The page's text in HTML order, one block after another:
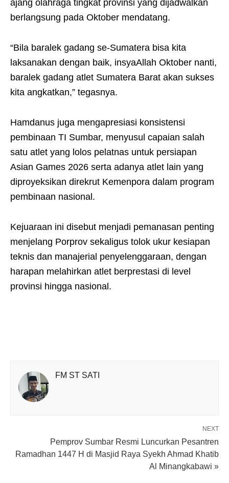
ajang olahraga tingkat provinsi yang dijadwalkan
berlangsung pada Oktober mendatang.
“Bila baralek gadang se-Sumatera bisa kita
laksanakan dengan baik, insyaAllah Oktober nanti,
baralek gadang atlet Sumatera Barat akan sukses
kita angkatkan,” tegasnya.
Hamdanus juga mengapresiasi konsistensi
pembinaan TI Sumbar, menyusul capaian salah
satu atlet yang lolos pelatnas untuk persiapan
Asian Games 2026 serta adanya atlet lain yang
diproyeksikan direkrut Kemenpora dalam program
pembinaan nasional.
Kejuaraan ini disebut menjadi pemanasan penting
menjelang Porprov sekaligus tolok ukur kesiapan
teknis dan manajerial penyelenggaraan, dengan
harapan melahirkan atlet berprestasi di level
provinsi hingga nasional.
FM ST SATI
NEXT
Pemprov Sumbar Resmi Luncurkan Pesantren
Ramadhan 1447 H di Masjid Raya Syekh Ahmad Khatib
Al Minangkabawi »